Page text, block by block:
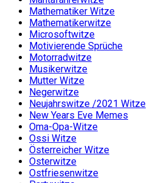
Mathematiker Witze
Mathematikerwitze
Microsoftwitze
Motivierende Sprüche
Motorradwitze
Musikerwitze
Mutter Witze
Negerwitze
Neujahrswitze /2021 Witze
New Years Eve Memes
Oma-Opa-Witze
Ossi Witze
Österreicher Witze
Osterwitze
Ostfriesenwitze